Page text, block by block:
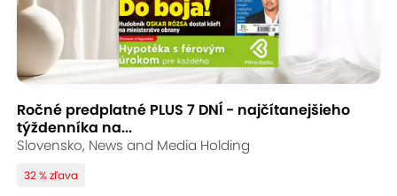
Ročné predplatné PLUS 7 DNÍ - najčítanejšieho
týždenníka na...
Slovensko, News and Media Holding
32 % zľava